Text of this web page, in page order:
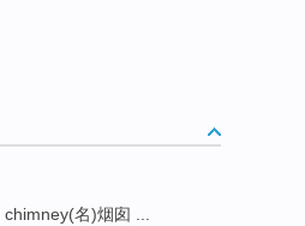
名)烟囱 ...